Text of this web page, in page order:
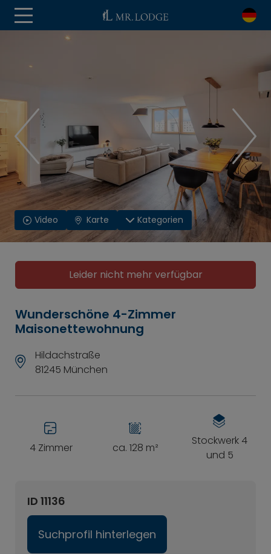
Video Karte Kategorien
Leider nicht mehr verfügbar
Wunderschöne 4-Zimmer
Maisonettewohnung
Hildachstraße
81245 München
4 Zimmer ca. 128 m²
Stockwerk 4
und 5
ID 11136
Suchprofil hinterlegen